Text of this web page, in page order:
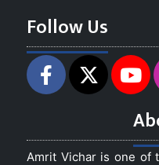
Follow Us
Amrit Vichar is one of